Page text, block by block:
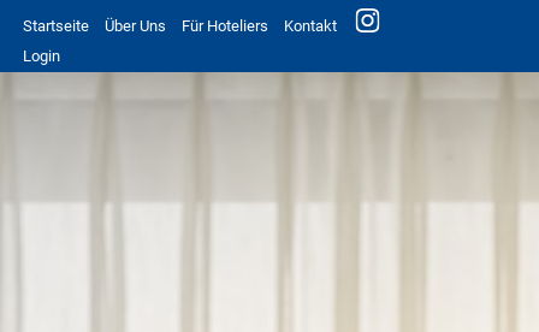
Startseite Über Uns Für Hoteliers
Kontakt
Login